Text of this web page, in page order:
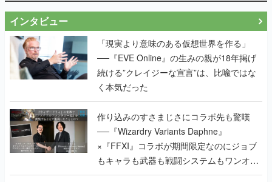
インタビュー
「現実より意味のある仮想世界を作る」
──『EVE Online』の生みの親が18年掲げ
続ける”クレイジーな宣言”は、比喩ではな
く本気だった
作り込みのすさまじさにコラボ先も驚嘆
──『Wizardry Variants Daphne』
×『FFXI』コラボが期間限定なのにジョブ
もキャラも武器も戦闘システムもワンオフ
で作り込まれた理由を両ディレクターに聞